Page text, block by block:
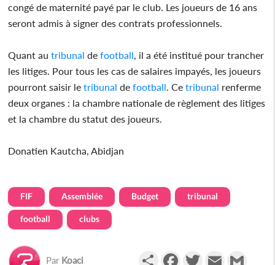
congé de maternité payé par le club. Les joueurs de 16 ans
seront admis à signer des contrats professionnels.
Quant autribunal defootball , il a été institué pour trancher
les litiges. Pour tous les cas de salaires impayés, les joueurs
pourront saisir letribunal defootball . Cetribunal renferme
deux organes : la chambre nationale de règlement des litiges
et la chambre du statut des joueurs.
Donatien Kautcha, Abidjan
FIF Assemblée Budget tribunal
football clubs
Par Koaci PartagerFacebookTwitterEmail